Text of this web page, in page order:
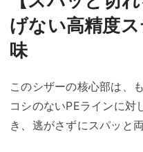
げない高精度
味
このシザーの核心部は、
コシのないPEラインに対
き、逃がさずにスパッと両